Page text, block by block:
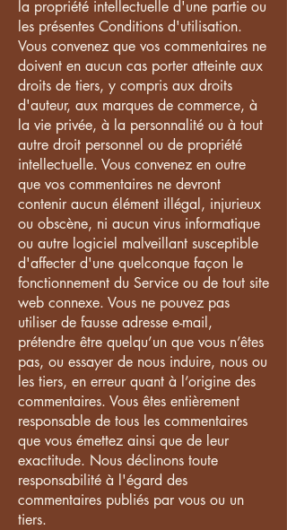
la propriété intellectuelle d'une partie ou
les présentes Conditions d'utilisation.
Vous convenez que vos commentaires ne
doivent en aucun cas porter atteinte aux
droits de tiers, y compris aux droits
d'auteur, aux marques de commerce, à
la vie privée, à la personnalité ou à tout
autre droit personnel ou de propriété
intellectuelle. Vous convenez en outre
que vos commentaires ne devront
contenir aucun élément illégal, injurieux
ou obscène, ni aucun virus informatique
ou autre logiciel malveillant susceptible
d'affecter d'une quelconque façon le
fonctionnement du Service ou de tout site
web connexe. Vous ne pouvez pas
utiliser de fausse adresse e-mail,
prétendre être quelqu’un que vous n’êtes
pas, ou essayer de nous induire, nous ou
les tiers, en erreur quant à l’origine des
commentaires. Vous êtes entièrement
responsable de tous les commentaires
que vous émettez ainsi que de leur
exactitude. Nous déclinons toute
responsabilité à l'égard des
commentaires publiés par vous ou un
tiers.